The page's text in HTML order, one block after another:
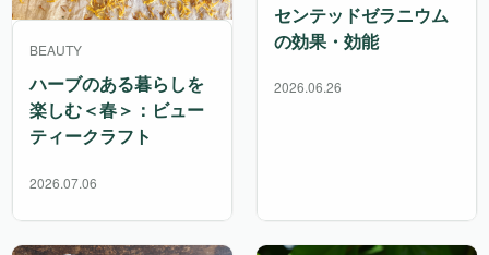
BEAUTY
ハーブのある暮らしを
楽しむ＜春＞：ビュー
ティークラフト
2026.07.06
センテッドゼラニウム
の効果・効能
2026.06.26